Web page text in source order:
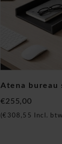
Atena bureau
€255,00
(€308,55 Incl.